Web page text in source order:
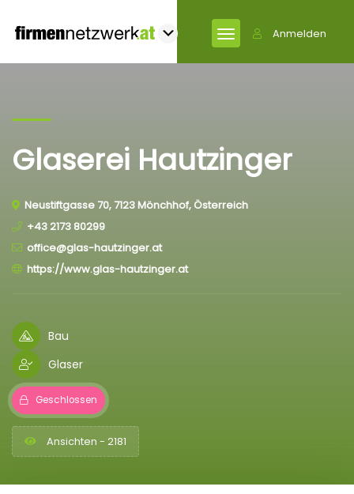
Anmelden
Glaserei Hautzinger
Neustiftgasse 70, 7123 Mönchhof, Österreich
+43 2173 80299
office@glas-hautzinger.at
https://www.glas-hautzinger.at
Bau
Glaser
Geschlossen
Ansichten - 2181